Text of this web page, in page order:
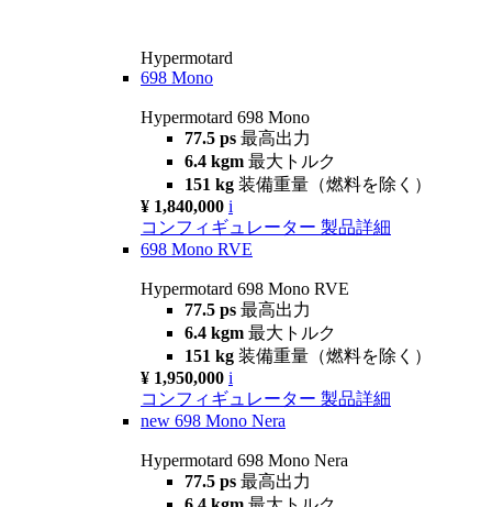
Hypermotard
698 Mono
Hypermotard 698 Mono
77.5 ps 最高出力
6.4 kgm 最大トルク
151 kg 装備重量（燃料を除く）
¥ 1,840,000 i
コンフィギュレーター 製品詳細
698 Mono RVE
Hypermotard 698 Mono RVE
77.5 ps 最高出力
6.4 kgm 最大トルク
151 kg 装備重量（燃料を除く）
¥ 1,950,000 i
コンフィギュレーター 製品詳細
new 698 Mono Nera
Hypermotard 698 Mono Nera
77.5 ps 最高出力